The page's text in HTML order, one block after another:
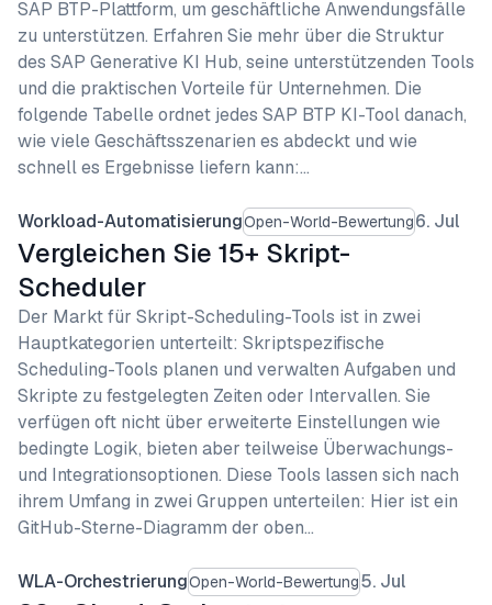
SAP BTP-Plattform, um geschäftliche Anwendungsfälle
zu unterstützen. Erfahren Sie mehr über die Struktur
des SAP Generative KI Hub, seine unterstützenden Tools
und die praktischen Vorteile für Unternehmen. Die
folgende Tabelle ordnet jedes SAP BTP KI-Tool danach,
wie viele Geschäftsszenarien es abdeckt und wie
schnell es Ergebnisse liefern kann:…
Workload-AutomatisierungOpen-World-Bewertung6. Jul
Vergleichen Sie 15+ Skript-
Scheduler
Der Markt für Skript-Scheduling-Tools ist in zwei
Hauptkategorien unterteilt: Skriptspezifische
Scheduling-Tools planen und verwalten Aufgaben und
Skripte zu festgelegten Zeiten oder Intervallen. Sie
verfügen oft nicht über erweiterte Einstellungen wie
bedingte Logik, bieten aber teilweise Überwachungs-
und Integrationsoptionen. Diese Tools lassen sich nach
ihrem Umfang in zwei Gruppen unterteilen: Hier ist ein
GitHub-Sterne-Diagramm der oben…
WLA-OrchestrierungOpen-World-Bewertung5. Jul